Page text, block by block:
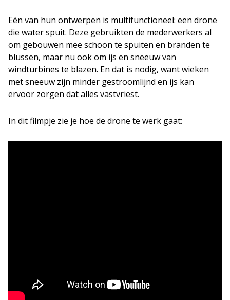
Eén van hun ontwerpen is multifunctioneel: een drone
die water spuit. Deze gebruikten de mederwerkers al
om gebouwen mee schoon te spuiten en branden te
blussen, maar nu ook om ijs en sneeuw van
windturbines te blazen. En dat is nodig, want wieken
met sneeuw zijn minder gestroomlijnd en ijs kan
ervoor zorgen dat alles vastvriest.
In dit filmpje zie je hoe de drone te werk gaat: